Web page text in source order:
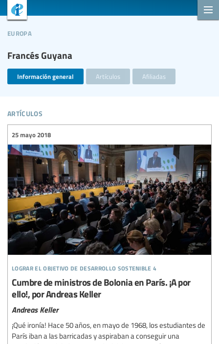
Francés Guyana
europa
Información general Artículos Afiliadas
artículos
lograr el objetivo de desarrollo sostenible 4
25 mayo 2018
Cumbre de ministros de Bolonia en París. ¡A por
ello!, por Andreas Keller
Andreas Keller
¡Qué ironía! Hace 50 años, en mayo de 1968, los estudiantes de
París iban a las barricadas y aspiraban a conseguir una